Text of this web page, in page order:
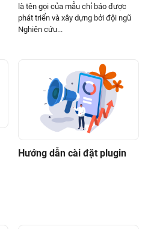
là tên gọi của mẫu chỉ báo được
phát triển và xây dựng bởi đội ngũ
Nghiên cứu...
Hướng dẫn cài đặt plugin